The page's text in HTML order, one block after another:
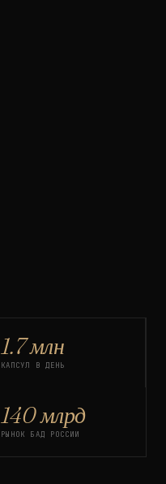
1.7 млн
КАПСУЛ В ДЕНЬ
140 млрд
РЫНОК БАД РОССИИ